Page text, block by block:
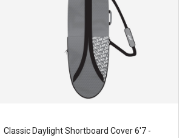
Classic Daylight Shortboard Cover 6'7 -